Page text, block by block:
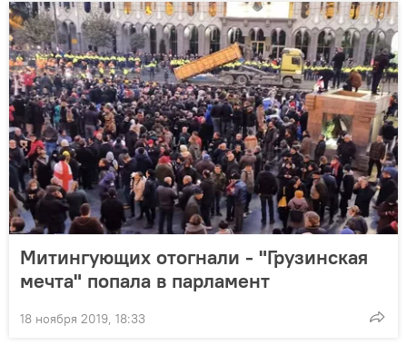
Митингующих отогнали - "Грузинская
мечта" попала в парламент
18 ноября 2019, 18:33